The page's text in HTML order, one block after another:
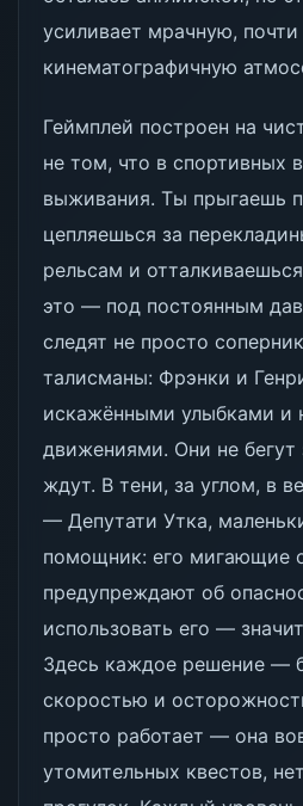
усиливает мрачную, почти
кинематографичную
Геймплей построен на
не том, что в спортивных
выживания. Ты прыгаешь
цепляешься за
рельсам и
это — под постоянным
следят не просто
талисманы: Фрэнки и
искажёнными улыбками и
движениями. Они не
ждут. В тени, за углом, в
— Депутати Утка,
помощник: его мигающие
предупреждают об
использовать его —
Здесь каждое решение —
скоростью и
просто работает — она
утомительных квестов,